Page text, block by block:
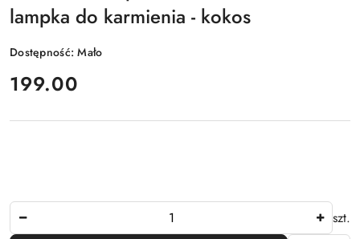
lampka do karmienia - kokos
Dostępność:Mało
cena:
199.00
szt.